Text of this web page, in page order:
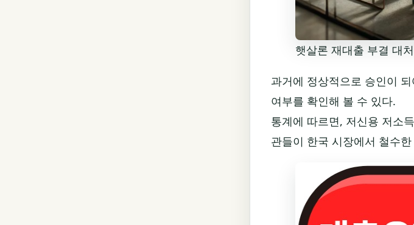
햇살론 재대출 부결 대
과거에 정상적으로 승인이
여부를 확인해 볼 수 있다.
통계에 따르면, 저신용 저소
관들이 한국 시장에서 철수